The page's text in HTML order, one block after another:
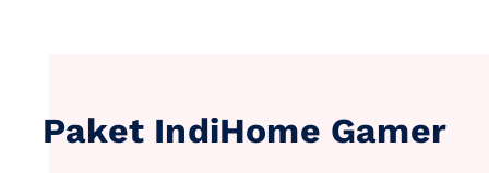
Paket IndiHome Gamer